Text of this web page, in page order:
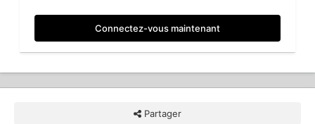
Connectez-vous maintenant
Partager